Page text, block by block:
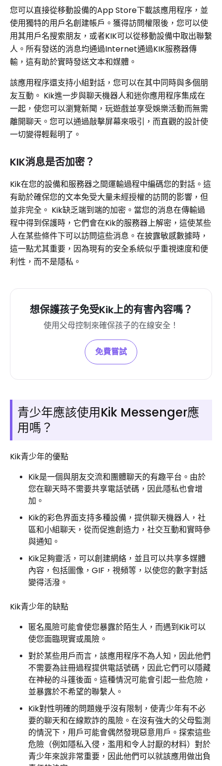
您可以直接從移動設備的App Store下載該應用程序，並
使用獨特的用戶名創建帳戶。獲得訪問權限後，您可以使
用其用戶名搜索朋友，或者KIK可以從移動設備中取出聯繫
人。所有發送的消息均通過Internet通過KIK服務器傳
輸，這有助於實時發送文本和媒體。
該應用程序還支持小組對話，您可以在其中同時與多個朋
友互動。 Kik進一步與聊天機器人和迷你應用程序集成在
一起，使您可以瀏覽新聞，玩遊戲並享受娛樂活動而無需
離開聊天。您可以通過敲擊屏幕來吸引，而直觀的設計使
一切變得輕鬆明了。
KIK消息是否加密？
Kik在您的設備和服務器之間運輸過程中編碼您的對話。這
有助於確保您的文本免受大量未經授權的訪問的影響，但
並非完全。 Kik缺乏端到端的加密。當您的消息在傳輸過
程中得到保護時，它們會在Kik的服務器上解密，這使某些
人在某些條件下可以訪問這些消息。在披露敏感數據時，
這一點尤其重要，因為現有的安全系統似乎重視速度和便
利性，而不是隱私。
想保護孩子免受Kik上的有害內容嗎？
使用父母控制來確保孩子的在線安全！
免費嘗試
青少年應該使用Kik Messenger應
用嗎？
Kik青少年的優點
Kik是一個與朋友交流和團體聊天的有趣平台。由於
您在聊天時不需要共享電話號碼，因此隱私也會增
加。
Kik的彩色界面支持多種設備，提供聊天機器人，社
區和小組聊天，從而促進創造力，社交互動和實時參
與通知。
Kik足夠靈活，可以創建網絡，並且可以共享多媒體
內容，包括圖像，GIF，視頻等，以使您的數字對話
變得活潑。
Kik青少年的缺點
匿名風險可能會使您暴露於陌生人，而遇到Kik可以
使您面臨現實或風險。
對於某些用戶而言，該應用程序不為人知，因此他們
不需要為註冊過程提供電話號碼，因此它們可以隱藏
在神秘的斗篷後面。這種情況可能會引起一些危險，
並暴露於不希望的聯繫人。
Kik對性明確的問題幾乎沒有限制，使青少年有不必
要的聊天和在線欺詐的風險。在沒有強大的父母監測
的情況下，用戶可能會偶然發現惡意用戶。探索這些
危險（例如隱私入侵，濫用和令人討厭的材料）對於
青少年來說非常重要，因此他們可以就該應用做出負